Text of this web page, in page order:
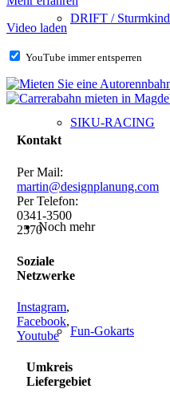
DRIFT / Sturmkind
SIKU-RACING
Noch mehr
Fun-Gokarts
Video laden
YouTube immer entsperren
Kontakt
Per Mail:
martin@designplanung.com
Per Telefon:
0341-3500
2570
Soziale
Netzwerke
Instagram,
Facebook,
Youtube
Umkreis
Liefergebiet